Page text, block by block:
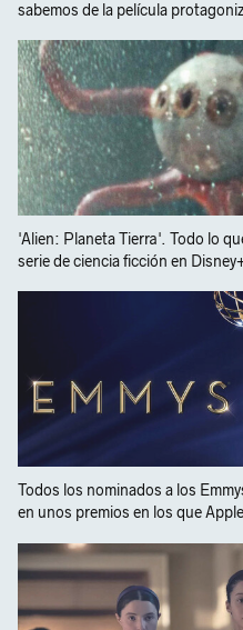
sabemos de la película
'Alien: Planeta Tierra'. Todo lo
serie de ciencia ficción en
Todos los nominados a los
en unos premios en los que